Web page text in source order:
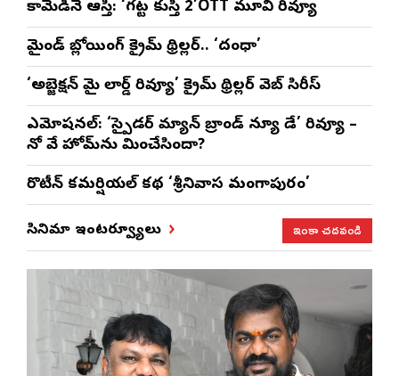
కామెడీనే ఆస్తి: ‘గట్ట కుస్తీ 2’OTT మూవి రివ్యూ
మైండ్ బ్లోయింగ్ క్రైమ్ థ్రిల్లర్.. ‘దంధా’
‘అబ్జెక్ష‌న్ మై లార్డ్ రివ్యూ’ క్రైమ్ థ్రిల్ల‌ర్ వెబ్ సిరీస్
ఎమోష‌న‌ల్‌: ‘స్పైడర్ మ్యాన్ బ్రాండ్ న్యూ డే’ రివ్యూ –
నో వే హోమ్‌ను మించేసిందా?
రొటీన్‌ కమర్షియల్‌ కథ ‘శ్రీనివాస మంగాపురం’
సినిమా ఇంటర్వ్యూలు ఇంకా చదవండి